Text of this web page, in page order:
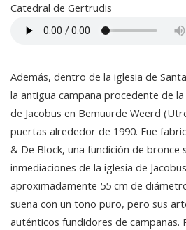
Catedral de Gertrudis
Además, dentro de la iglesia de
la antigua campana procedente de
de Jacobus en Bemuurde Weerd
puertas alrededor de 1990. Fue
& De Block, una fundición de bronce
inmediaciones de la iglesia de
aproximadamente 55 cm de
suena con un tono puro, pero sus
auténticos fundidores de campanas.